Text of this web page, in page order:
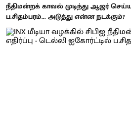
நீதிமன்றக் காவல் முடிந்து ஆஜர்
ப.சிதம்பரம்... அடுத்து என்ன நடக்கும்?